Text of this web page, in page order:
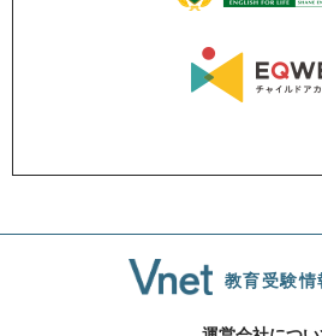
教育受験情